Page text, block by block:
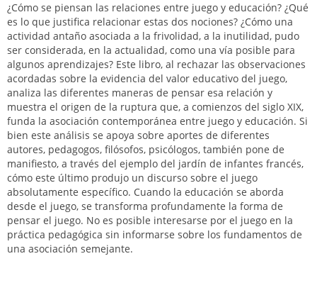
¿Cómo se piensan las relaciones entre juego y educación? ¿Qué
es lo que justifica relacionar estas dos nociones? ¿Cómo una
actividad antaño asociada a la frivolidad, a la inutilidad, pudo
ser considerada, en la actualidad, como una vía posible para
algunos aprendizajes? Este libro, al rechazar las observaciones
acordadas sobre la evidencia del valor educativo del juego,
analiza las diferentes maneras de pensar esa relación y
muestra el origen de la ruptura que, a comienzos del siglo XIX,
funda la asociación contemporánea entre juego y educación. Si
bien este análisis se apoya sobre aportes de diferentes
autores, pedagogos, filósofos, psicólogos, también pone de
manifiesto, a través del ejemplo del jardín de infantes francés,
cómo este último produjo un discurso sobre el juego
absolutamente específico. Cuando la educación se aborda
desde el juego, se transforma profundamente la forma de
pensar el juego. No es posible interesarse por el juego en la
práctica pedagógica sin informarse sobre los fundamentos de
una asociación semejante.